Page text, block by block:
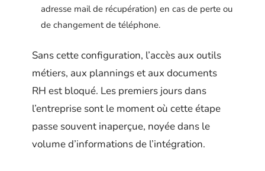
adresse mail de récupération) en cas de perte ou
de changement de téléphone.
Sans cette configuration, l’accès aux outils
métiers, aux plannings et aux documents
RH est bloqué. Les premiers jours dans
l’entreprise sont le moment où cette étape
passe souvent inaperçue, noyée dans le
volume d’informations de l’intégration.